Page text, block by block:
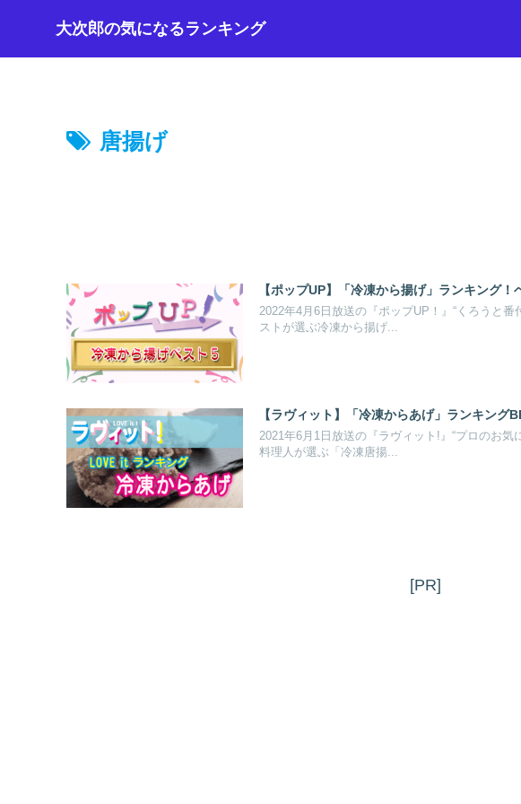
大次郎の気になるランキング
唐揚げ
【ポップUP】「冷凍から揚げ」ランキング！
2022年4月6日放送の『ポップUP！』“くろうと
ストが選ぶ冷凍から揚げ...
【ラヴィット】「冷凍からあげ」ランキング
2021年6月1日放送の『ラヴィット!』“プロのお
料理人が選ぶ「冷凍唐揚...
[PR]